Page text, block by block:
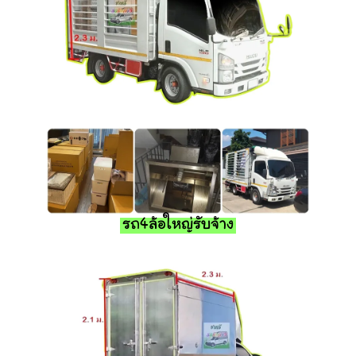
รถ4ล้อใหญ่รับจ้าง